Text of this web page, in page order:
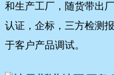
和生产工厂，随货带出
认证，企标，三方检测
于客户产品调试。